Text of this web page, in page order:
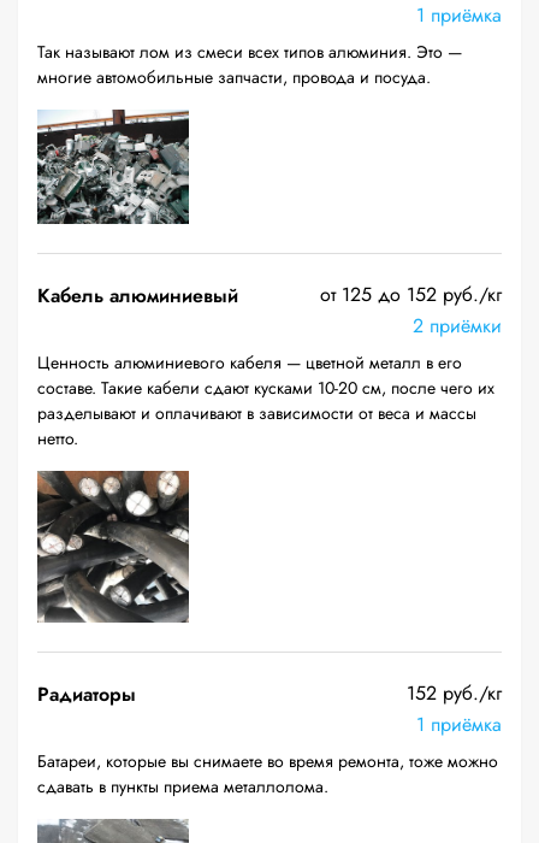
1 приёмка
Так называют лом из смеси всех типов алюминия. Это —
многие автомобильные запчасти, провода и посуда.
Кабель алюминиевый
от 125 до 152 руб./кг
2 приёмки
Ценность алюминиевого кабеля — цветной металл в его
составе. Такие кабели сдают кусками 10-20 см, после чего их
разделывают и оплачивают в зависимости от веса и массы
нетто.
Радиаторы
152 руб./кг
1 приёмка
Батареи, которые вы снимаете во время ремонта, тоже можно
сдавать в пункты приема металлолома.